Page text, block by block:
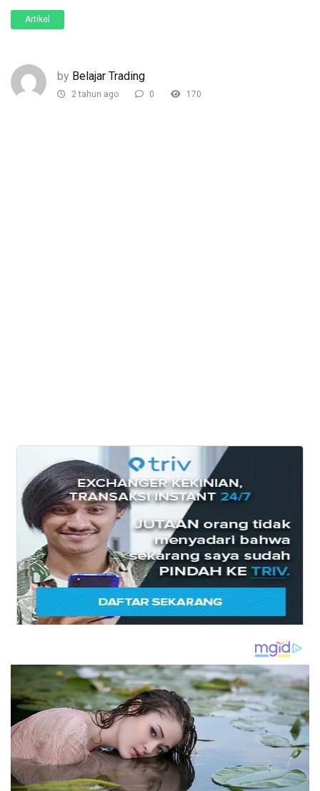
Artikel
by Belajar Trading
2 tahun ago 0 170